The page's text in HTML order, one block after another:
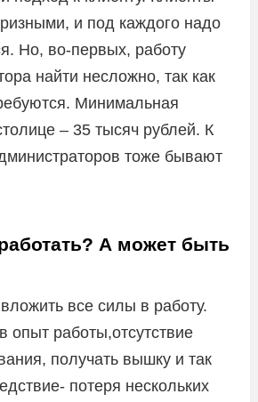
и под каждого надо
Но, во-первых, работу
найти несложно, так как
Минимальная
– 35 тысяч рублей. К
тоже бывают
А может быть
все силы в работу.
опыт работы,отсутствие
получать вышку и так
потеря нескольких